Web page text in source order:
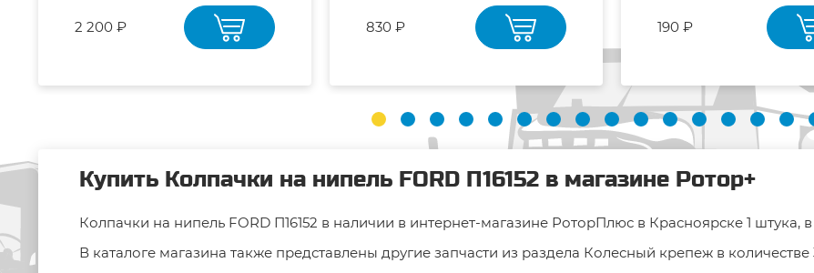
2 200 ₽ 830 ₽ 190 ₽
Купить Колпачки на нипель FORD П16152 в магазине Ротор+
Колпачки на нипель FORD П16152 в наличии в интернет-магазине РоторПлюс в Красноярске 1 штука,
В каталоге магазина также представлены другие запчасти из раздела Колесный крепеж в